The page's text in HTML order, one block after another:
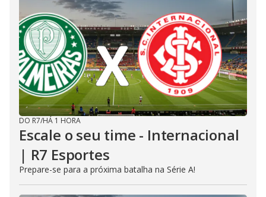
DO R7/HÁ 1 HORA
Escale o seu time - Internacional
| R7 Esportes
Prepare-se para a próxima batalha na Série A!